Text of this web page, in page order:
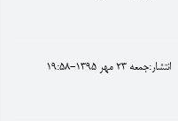
انتشار:جمعه 23 مهر 1395-19:58